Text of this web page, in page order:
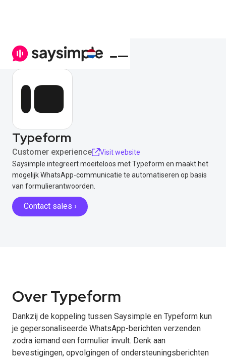
Typeform
Customer experience
Visit website
Saysimple integreert moeiteloos met Typeform en maakt het
mogelijk WhatsApp-communicatie te automatiseren op basis
van formulierantwoorden.
Contact sales ›
Over Typeform
Dankzij de koppeling tussen Saysimple en Typeform kun
je gepersonaliseerde WhatsApp-berichten verzenden
zodra iemand een formulier invult. Denk aan
bevestigingen, opvolgingen of ondersteuningsberichten